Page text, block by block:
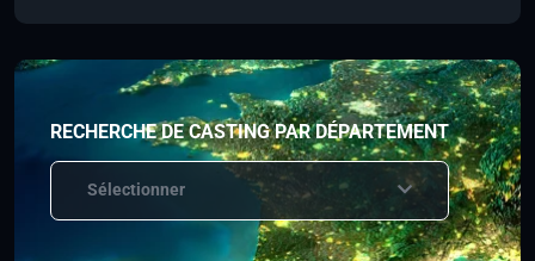
RECHERCHE DE CASTING PAR DÉPARTEMENT
Sélectionner